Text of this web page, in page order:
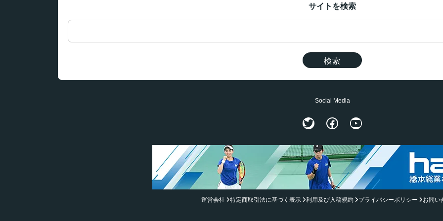
サイトを検索
検
Social Media
TwitterFacebook
YouTube
運営会社 特定商取引法に基づく表示 利用及び入稿規約 プライバシーポリシー お問い